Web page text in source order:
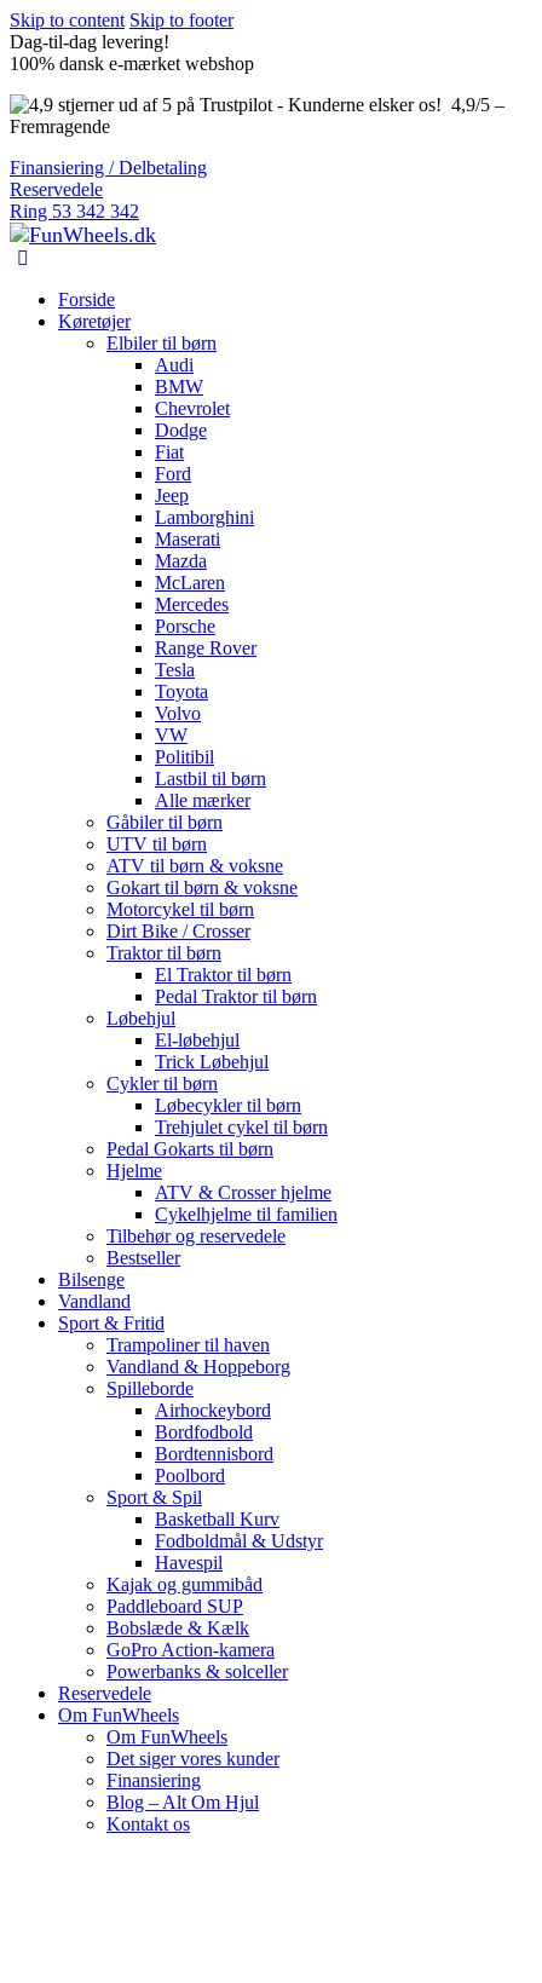
Skip to content Skip to footer
Dag-til-dag levering!
100% dansk e-mærket webshop
4,9/5 –
Fremragende
Finansiering / Delbetaling
Reservedele
Ring 53 342 342
Forside
Køretøjer
Elbiler til børn
Audi
BMW
Chevrolet
Dodge
Fiat
Ford
Jeep
Lamborghini
Maserati
Mazda
McLaren
Mercedes
Porsche
Range Rover
Tesla
Toyota
Volvo
VW
Politibil
Lastbil til børn
Alle mærker
Gåbiler til børn
UTV til børn
ATV til børn & voksne
Gokart til børn & voksne
Motorcykel til børn
Dirt Bike / Crosser
Traktor til børn
El Traktor til børn
Pedal Traktor til børn
Løbehjul
El-løbehjul
Trick Løbehjul
Cykler til børn
Løbecykler til børn
Trehjulet cykel til børn
Pedal Gokarts til børn
Hjelme
ATV & Crosser hjelme
Cykelhjelme til familien
Tilbehør og reservedele
Bestseller
Bilsenge
Vandland
Sport & Fritid
Trampoliner til haven
Vandland & Hoppeborg
Spilleborde
Airhockeybord
Bordfodbold
Bordtennisbord
Poolbord
Sport & Spil
Basketball Kurv
Fodboldmål & Udstyr
Havespil
Kajak og gummibåd
Paddleboard SUP
Bobslæde & Kælk
GoPro Action-kamera
Powerbanks & solceller
Reservedele
Om FunWheels
Om FunWheels
Det siger vores kunder
Finansiering
Blog – Alt Om Hjul
Kontakt os